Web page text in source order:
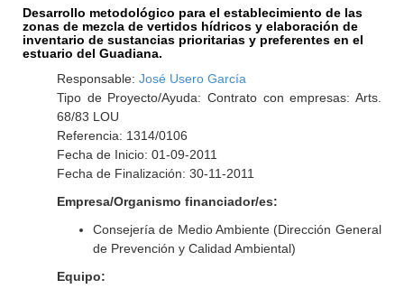
Desarrollo metodológico para el establecimiento de las
zonas de mezcla de vertidos hídricos y elaboración de
inventario de sustancias prioritarias y preferentes en el
estuario del Guadiana.
Responsable: José Usero García
Tipo de Proyecto/Ayuda: Contrato con empresas: Arts.
68/83 LOU
Referencia: 1314/0106
Fecha de Inicio: 01-09-2011
Fecha de Finalización: 30-11-2011
Empresa/Organismo financiador/es:
Consejería de Medio Ambiente (Dirección General
de Prevención y Calidad Ambiental)
Equipo: